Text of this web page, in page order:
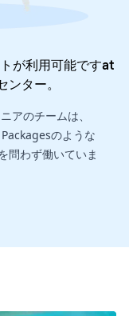
が利用可能ですat
ンター。
アのチームは、
のような
問わず働いていま